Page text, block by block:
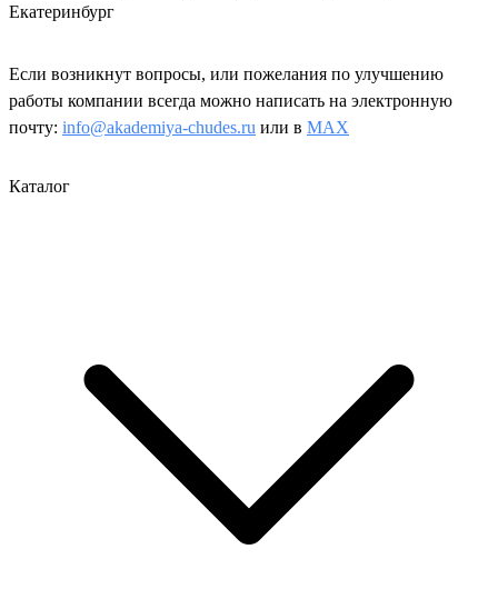
Екатеринбург
Если возникнут вопросы, или пожелания по улучшению
работы компании всегда можно написать на электронную
почту: info@akademiya-chudes.ru или в MAX
Каталог